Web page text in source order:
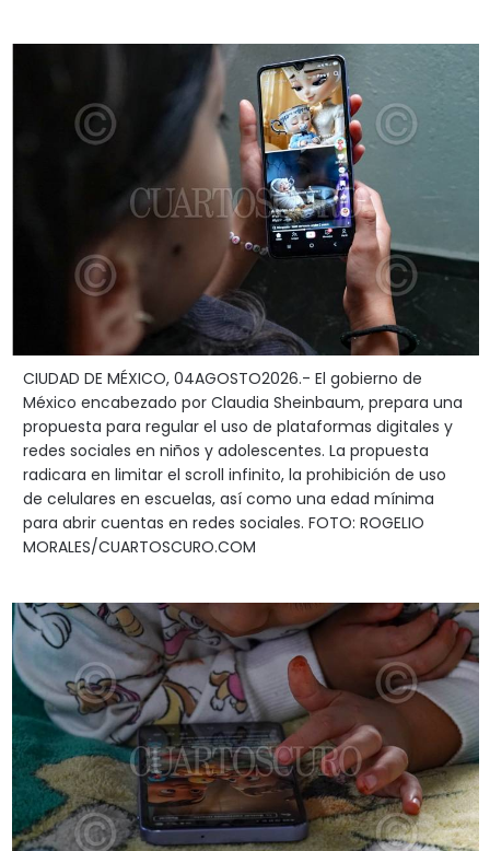
CIUDAD DE MÉXICO, 04AGOSTO2026.- El gobierno de
México encabezado por Claudia Sheinbaum, prepara una
propuesta para regular el uso de plataformas digitales y
redes sociales en niños y adolescentes. La propuesta
radicara en limitar el scroll infinito, la prohibición de uso
de celulares en escuelas, así como una edad mínima
para abrir cuentas en redes sociales. FOTO: ROGELIO
MORALES/CUARTOSCURO.COM